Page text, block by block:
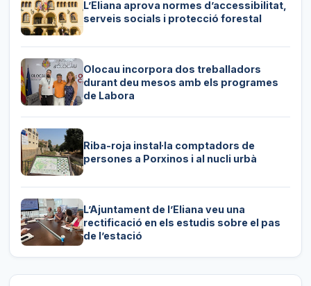
L’Eliana aprova normes d’accessibilitat,
serveis socials i protecció forestal
Olocau incorpora dos treballadors
durant deu mesos amb els programes
de Labora
Riba-roja instal·la comptadors de
persones a Porxinos i al nucli urbà
L’Ajuntament de l’Eliana veu una
rectificació en els estudis sobre el pas
de l’estació